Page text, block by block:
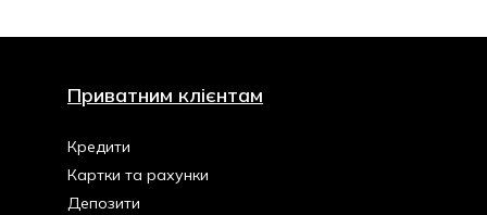
Приватним клієнтам
Кредити
Картки та рахунки
Депозити